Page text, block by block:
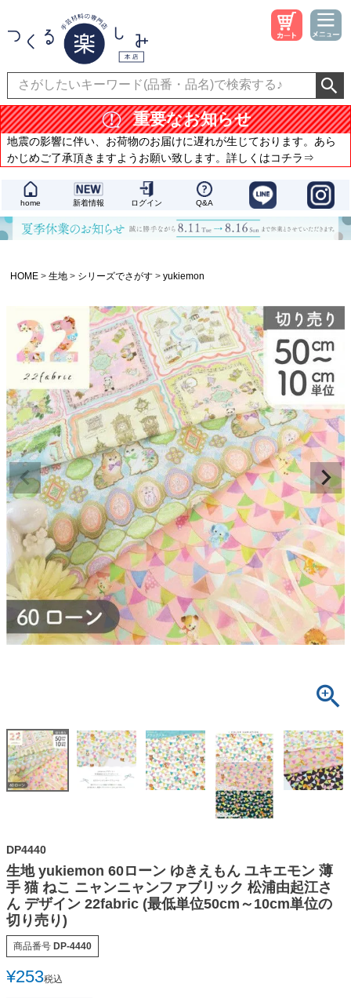
重要なお知らせ
地震の影響に伴い、お荷物のお届けに遅れが生じております。あら
かじめご了承頂きますようお願い致します。詳しくはコチラ⇒
home 新着情報 ログイン Q&A
HOME 生地 シリーズでさがす yukiemon
DP4440
生地 yukiemon 60ローン ゆきえもん ユキエモン 薄
手 猫 ねこ ニャンニャンファブリック 松浦由起江さ
ん デザイン 22fabric (最低単位50cm～10cm単位の
切り売り)
商品番号 DP-4440
¥253税込